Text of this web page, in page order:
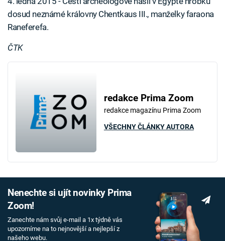
dosud neznámé královny Chentkaus III., manželky faraona
Raneferefa.
ČTK
redakce Prima Zoom
redakce magazínu Prima Zoom
VŠECHNY ČLÁNKY AUTORA
Nenechte si ujít novinky Prima
Zoom!
Zanechte nám svůj e-mail a 1x týdně vás
upozorníme na to nejnovější a nejlepší z
našeho webu.